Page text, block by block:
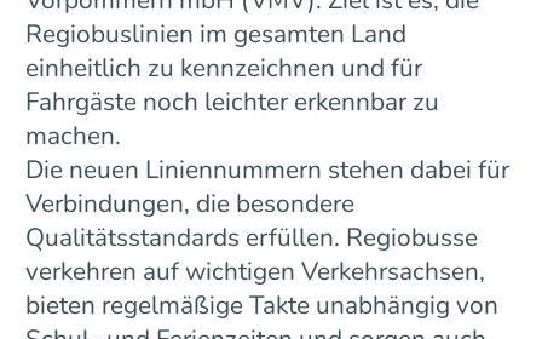
Regiobuslinien im gesamten Land
einheitlich zu kennzeichnen und für
Fahrgäste noch leichter erkennbar zu
machen.
Die neuen Liniennummern stehen dabei für
Verbindungen, die besondere
Qualitätsstandards erfüllen. Regiobusse
verkehren auf wichtigen Verkehrsachsen,
bieten regelmäßige Takte unabhängig von